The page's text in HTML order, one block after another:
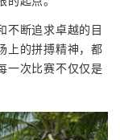
不断追求卓越的目
上的拼搏精神，都
一次比赛不仅仅是